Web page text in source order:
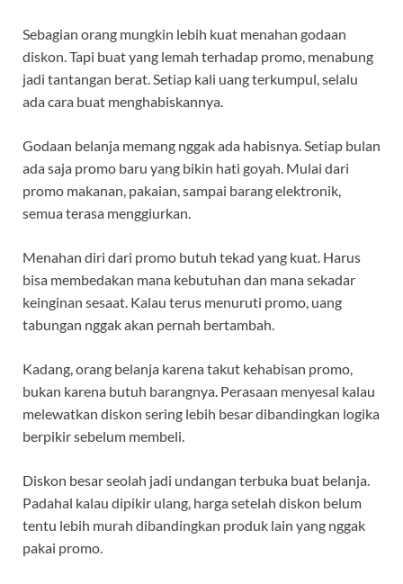
Sebagian orang mungkin lebih kuat menahan godaan
diskon. Tapi buat yang lemah terhadap promo, menabung
jadi tantangan berat. Setiap kali uang terkumpul, selalu
ada cara buat menghabiskannya.
Godaan belanja memang nggak ada habisnya. Setiap bulan
ada saja promo baru yang bikin hati goyah. Mulai dari
promo makanan, pakaian, sampai barang elektronik,
semua terasa menggiurkan.
Menahan diri dari promo butuh tekad yang kuat. Harus
bisa membedakan mana kebutuhan dan mana sekadar
keinginan sesaat. Kalau terus menuruti promo, uang
tabungan nggak akan pernah bertambah.
Kadang, orang belanja karena takut kehabisan promo,
bukan karena butuh barangnya. Perasaan menyesal kalau
melewatkan diskon sering lebih besar dibandingkan logika
berpikir sebelum membeli.
Diskon besar seolah jadi undangan terbuka buat belanja.
Padahal kalau dipikir ulang, harga setelah diskon belum
tentu lebih murah dibandingkan produk lain yang nggak
pakai promo.